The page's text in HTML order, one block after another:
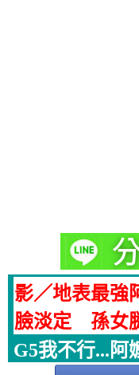
影／地表最強
臉淡定 孫女
G5我不行...阿